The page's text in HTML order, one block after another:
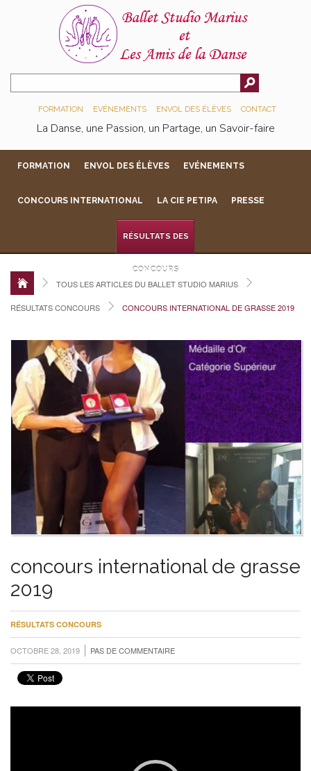
FORMATION EVÉNEMENTS ENVOL DES ÉLÈVES CONTACT
La Danse, une Passion, un Partage, un Savoir-faire
FORMATION ENVOL DES ÉLÈVES EVÉNEMENTS
CONCOURS INTERNATIONAL LA CIE PETIPA PRESSE
RÉSULTATS DES
CONCOURS
TOUS LES ARTICLES DU BALLET STUDIO MARIUS
RÉSULTATS CONCOURS CONCOURS INTERNATIONAL DE GRASSE 2019
concours international de grasse
2019
RÉSULTATS CONCOURS
OCTOBRE 28, 2019 PAS DE COMMENTAIRE